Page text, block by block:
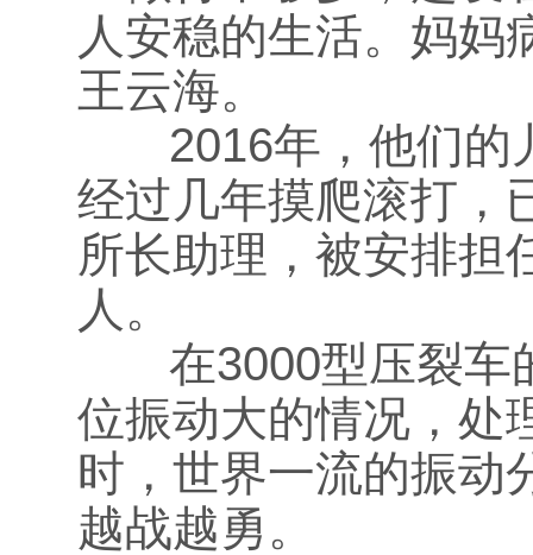
人安稳的生活。妈妈
王云海。
2016年，他们的
经过几年摸爬滚打，
所长助理，被安排担
人。
在3000型压裂车
位振动大的情况，处
时，世界一流的振动
越战越勇。